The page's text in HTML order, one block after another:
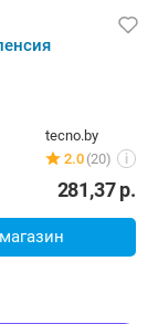
tecno.by
2.0 (20) i
281,37р.